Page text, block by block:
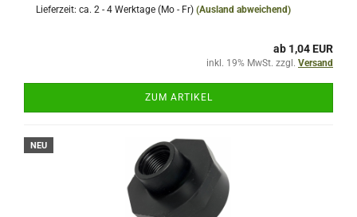
Lieferzeit: ca. 2 - 4 Werktage (Mo - Fr) (Ausland abweichend)
ab 1,04 EUR
inkl. 19% MwSt. zzgl. Versand
ZUM ARTIKEL
NEU